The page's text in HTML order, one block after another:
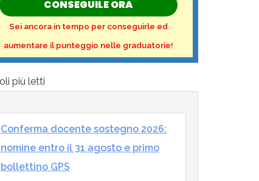
CONSEGUILE ORA
Sei ancora in tempo per conseguirle ed
aumentare il punteggio nelle graduatorie!
più letti
Conferma docente sostegno 2026:
nomine entro il 31 agosto e primo
bollettino GPS